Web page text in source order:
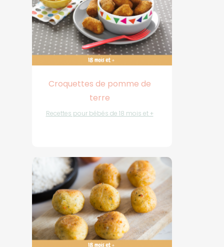
Croquettes de pomme de
terre
Recettes pour bébés de 18 mois et +